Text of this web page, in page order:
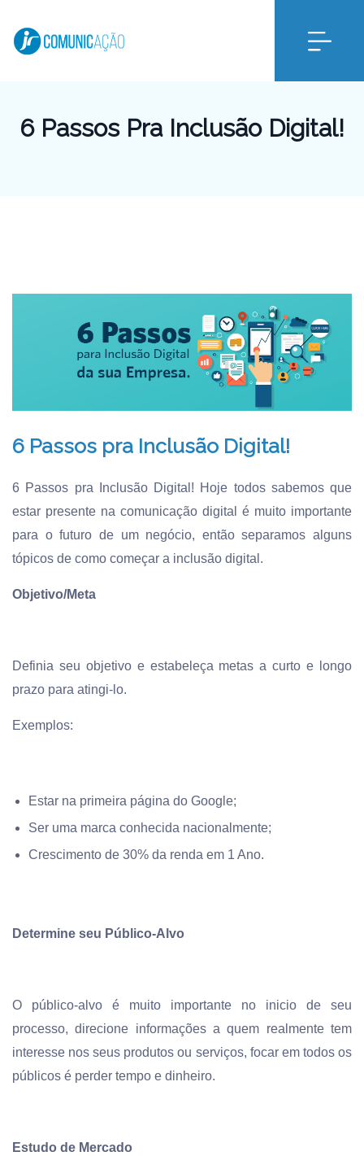
6 Passos Pra Inclusão Digital!
6 Passos pra Inclusão Digital!
6 Passos pra Inclusão Digital! Hoje todos sabemos que
estar presente na comunicação digital é muito importante
para o futuro de um negócio, então separamos alguns
tópicos de como começar a inclusão digital.
Objetivo/Meta
Definia seu objetivo e estabeleça metas a curto e longo
prazo para atingi-lo.
Exemplos:
Estar na primeira página do Google;
Ser uma marca conhecida nacionalmente;
Crescimento de 30% da renda em 1 Ano.
Determine seu Público-Alvo
O público-alvo é muito importante no inicio de seu
processo, direcione informações a quem realmente tem
interesse nos seus produtos ou serviços, focar em todos os
públicos é perder tempo e dinheiro.
Estudo de Mercado